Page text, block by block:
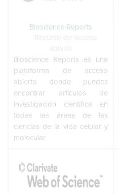
Bioscience Reports
Bioscience Reports es una
plataforma de acceso
abierto donde puedes
encontrar artículos de
investigación científica en
todas las áreas de las
ciencias de la vida celular y
molecular.